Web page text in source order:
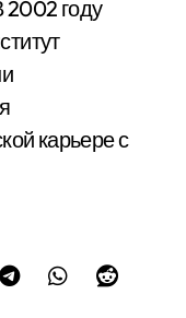
2002 году
карьере с